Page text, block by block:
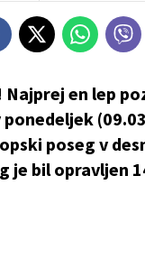
en lep
poseg v
je bil opravljen